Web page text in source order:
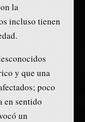
la
incluso tienen
y que una
poco
en sentido
un